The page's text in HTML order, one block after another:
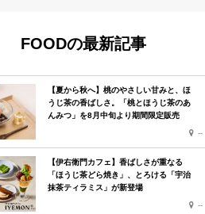
FOODの最新記事
【夏から秋へ】桃のやさしい甘みと、ほ
うじ茶の香ばしさ。「桃とほうじ茶のあ
んみつ」を8月中旬より期間限定販売
--
【伊右衛門カフェ】香ばしさが重なる
「ほうじ茶どら焼き」、とろける「宇治
抹茶ティラミス」が新登場
--